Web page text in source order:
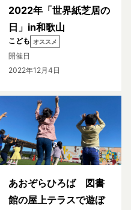
2022年「世界紙芝居の
日」in和歌山
こども オススメ
開催日
2022年12月4日
あおぞらひろば 図書
館の屋上テラスで遊ぼ